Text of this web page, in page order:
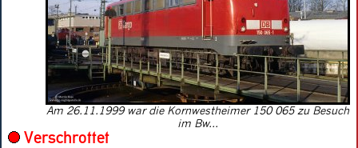
Am 26.11.1999 war die Kornwestheimer 150 065 zu Besuch
im Bw...
Verschrottet